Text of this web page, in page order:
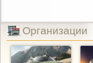
Организации